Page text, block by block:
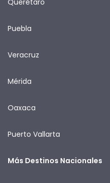
Puebla
Veracruz
Mérida
Oaxaca
Puerto Vallarta
Más Destinos Nacionales